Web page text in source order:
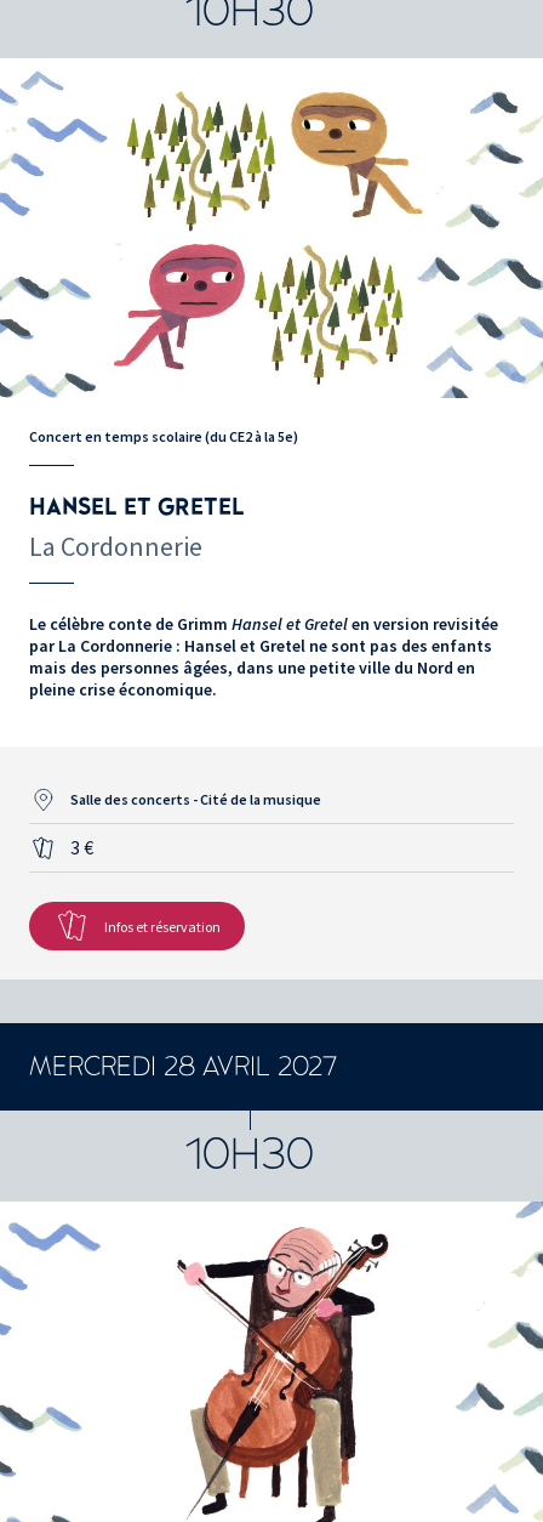
10H30
Concert en temps scolaire (du CE2 à la 5e)
HANSEL ET GRETEL
La Cordonnerie
Le célèbre conte de Grimm Hansel et Gretelen version revisitée
par La Cordonnerie : Hansel et Gretel ne sont pas des enfants
mais des personnes âgées, dans une petite ville du Nord en
pleine crise économique.
Salle des concerts - Cité de la musique
3 €
Infos et réservation
MERCREDI 28 AVRIL 2027
10H30